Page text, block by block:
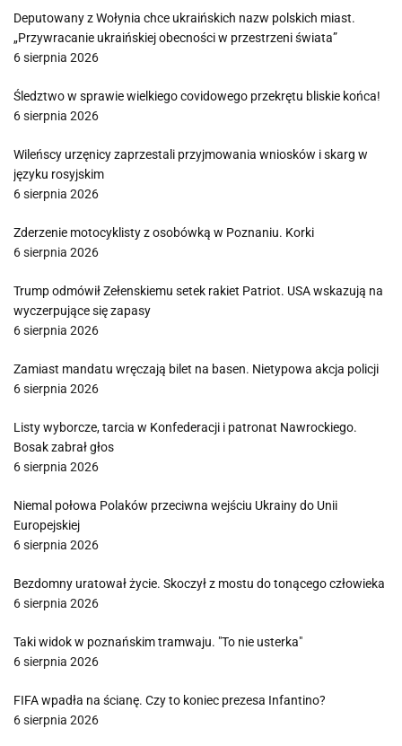
Deputowany z Wołynia chce ukraińskich nazw polskich miast.
„Przywracanie ukraińskiej obecności w przestrzeni świata”
6 sierpnia 2026
Śledztwo w sprawie wielkiego covidowego przekrętu bliskie końca!
6 sierpnia 2026
Wileńscy urzęnicy zaprzestali przyjmowania wniosków i skarg w
języku rosyjskim
6 sierpnia 2026
Zderzenie motocyklisty z osobówką w Poznaniu. Korki
6 sierpnia 2026
Trump odmówił Zełenskiemu setek rakiet Patriot. USA wskazują na
wyczerpujące się zapasy
6 sierpnia 2026
Zamiast mandatu wręczają bilet na basen. Nietypowa akcja policji
6 sierpnia 2026
Listy wyborcze, tarcia w Konfederacji i patronat Nawrockiego.
Bosak zabrał głos
6 sierpnia 2026
Niemal połowa Polaków przeciwna wejściu Ukrainy do Unii
Europejskiej
6 sierpnia 2026
Bezdomny uratował życie. Skoczył z mostu do tonącego człowieka
6 sierpnia 2026
Taki widok w poznańskim tramwaju. "To nie usterka"
6 sierpnia 2026
FIFA wpadła na ścianę. Czy to koniec prezesa Infantino?
6 sierpnia 2026